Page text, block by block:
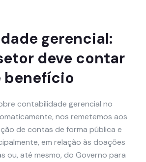
gerencial:
deve contar
benefício
contabilidade gerencial no
nos remetemos aos
de contas de forma pública e
em relação às doações
ou, até mesmo, do Governo para